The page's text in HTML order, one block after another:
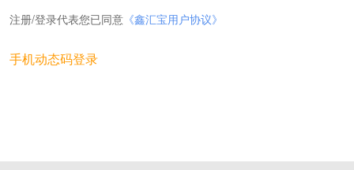
注册/登录代表您已同意《鑫汇宝用户协议》
手机动态码登录